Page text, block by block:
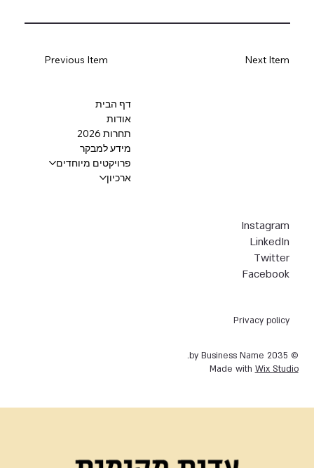
Next Item
Previous Item
Privacy policy
© 2035 by Business Name.
Made with Wix Studio
Instagram
LinkedIn
Twitter
Facebook
דף הבית
אודות
תחרות 2026
מידע למבקר
פרויקטים מיוחדים
ארכיון